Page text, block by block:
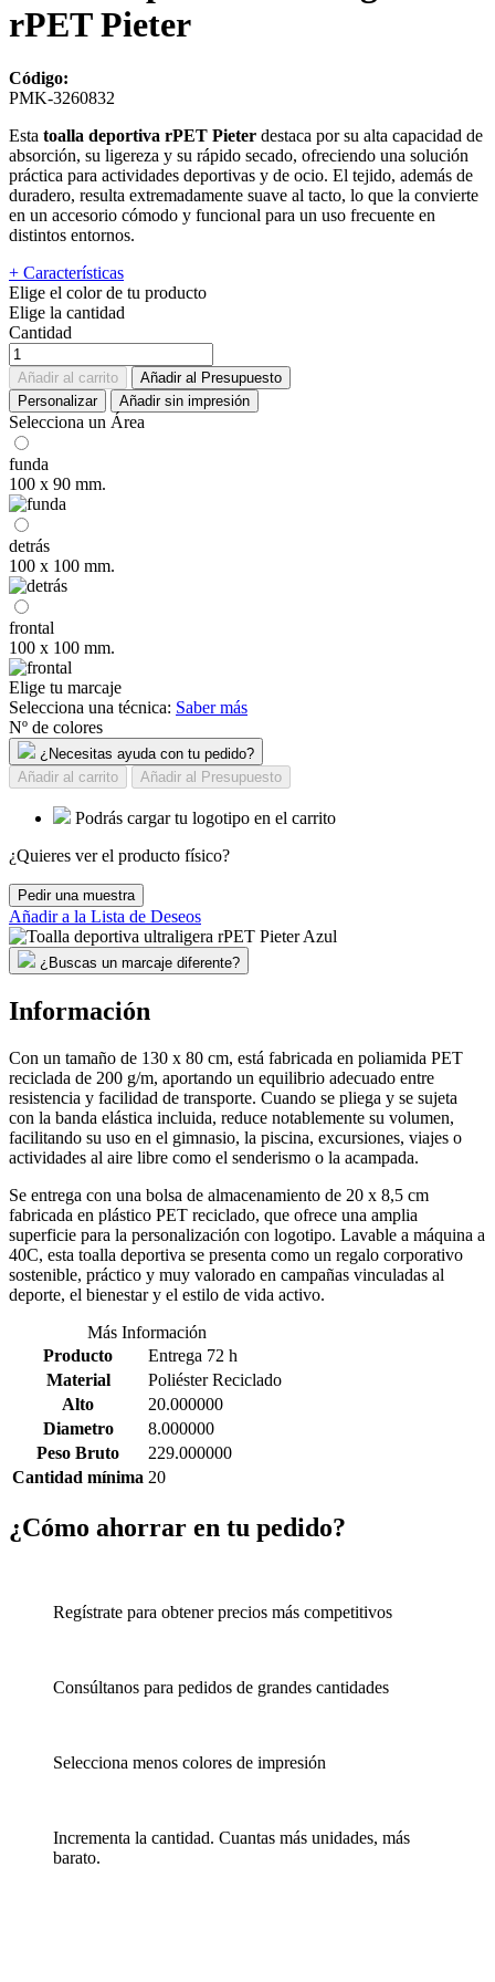
rPET Pieter
Código:
PMK-3260832
Esta toalla deportiva rPET Pieter destaca por su alta capacidad de
absorción, su ligereza y su rápido secado, ofreciendo una solución
práctica para actividades deportivas y de ocio. El tejido, además de
duradero, resulta extremadamente suave al tacto, lo que la convierte
en un accesorio cómodo y funcional para un uso frecuente en
distintos entornos.
+ Características
Elige el color de tu producto
Elige la cantidad
Cantidad
Añadir al carrito
Añadir al Presupuesto
Personalizar
Añadir sin impresión
Selecciona un Área
funda
100 x 90 mm.
detrás
100 x 100 mm.
frontal
100 x 100 mm.
Elige tu marcaje
Selecciona una técnica: Saber más
Nº de colores
¿Necesitas ayuda con tu pedido?
Añadir al carrito
Añadir al Presupuesto
Podrás cargar tu logotipo en el carrito
¿Quieres ver el producto físico?
Pedir una muestra
Añadir a la Lista de Deseos
¿Buscas un marcaje diferente?
Información
Con un tamaño de 130 x 80 cm, está fabricada en poliamida PET
reciclada de 200 g/m, aportando un equilibrio adecuado entre
resistencia y facilidad de transporte. Cuando se pliega y se sujeta
con la banda elástica incluida, reduce notablemente su volumen,
facilitando su uso en el gimnasio, la piscina, excursiones, viajes o
actividades al aire libre como el senderismo o la acampada.
Se entrega con una bolsa de almacenamiento de 20 x 8,5 cm
fabricada en plástico PET reciclado, que ofrece una amplia
superficie para la personalización con logotipo. Lavable a máquina a
40C, esta toalla deportiva se presenta como un regalo corporativo
sostenible, práctico y muy valorado en campañas vinculadas al
deporte, el bienestar y el estilo de vida activo.
Más Información
Producto
Entrega 72 h
Material
Poliéster Reciclado
Alto
20.000000
Diametro
8.000000
Peso Bruto
229.000000
Cantidad mínima 20
¿Cómo ahorrar en tu pedido?
Regístrate para obtener precios más competitivos
Consúltanos para pedidos de grandes cantidades
Selecciona menos colores de impresión
Incrementa la cantidad. Cuantas más unidades, más
barato.